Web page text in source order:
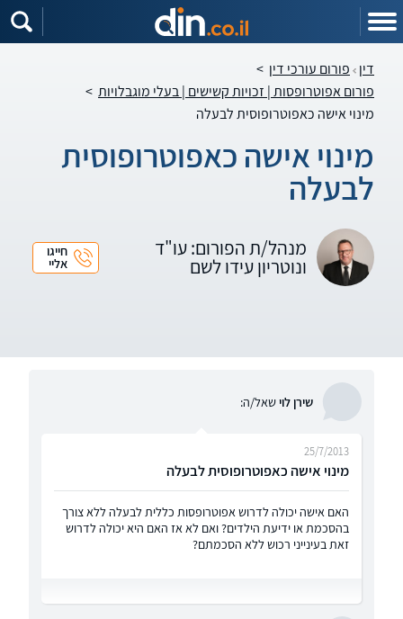
דין פורום עורכי דין >
פורום אפוטרופסות | זכויות קשישים | בעלי מוגבלויות >
מינוי אישה כאפוטרופוסית לבעלה
מינוי אישה כאפוטרופוסית
לבעלה
מנהל/ת הפורום: עו"ד
ונוטריון עידו לשם
חייגו
אליי
שירן לוישאל/ה:
מינוי אישה כאפוטרופוסית לבעלה
25/7/2013
האם אישה יכולה לדרוש אפוטרופסות כללית לבעלה ללא צורך
בהסכמת או ידיעת הילדים? ואם לא אז האם היא יכולה לדרוש
זאת בעינייני רכוש ללא הסכמתם?